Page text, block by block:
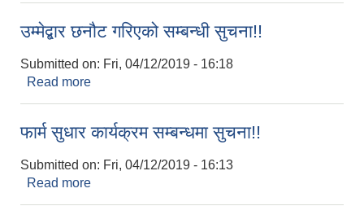
उम्मेद्बार छनौट गरिएको सम्बन्धी सुचना!!
Submitted on: Fri, 04/12/2019 - 16:18
Read more
फार्म सुधार कार्यक्रम सम्बन्धमा सुचना!!
Submitted on: Fri, 04/12/2019 - 16:13
Read more